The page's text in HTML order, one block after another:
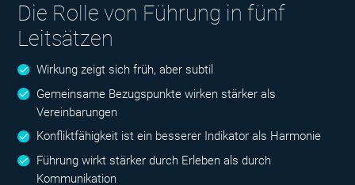
Die Rolle von Führung in fünf
Leitsätzen
Wirkung zeigt sich früh, aber subtil
Gemeinsame Bezugspunkte wirken stärker als
Vereinbarungen
Konfliktfähigkeit ist ein besserer Indikator als Harmonie
Führung wirkt stärker durch Erleben als durch
Kommunikation